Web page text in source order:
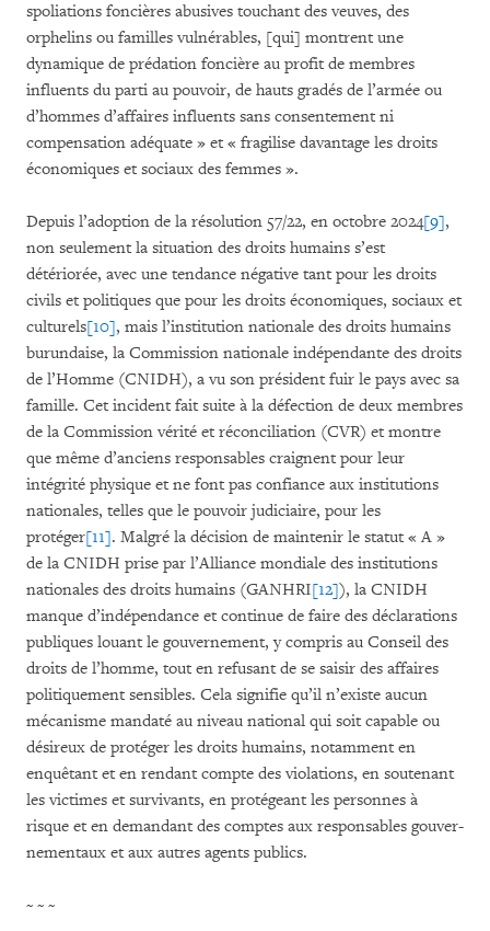
spoliations foncières abusives tou­chant des veuves, des
orphelins ou familles vulnérables, [qui] montrent une
dynamique de prédation fon­cière au profit de membres
influents du parti au pouvoir, de hauts gradés de l’armée ou
d’hommes d’af­faires influents sans consentement ni
compensation adé­qua­te » et « fragilise davantage les droits
éco­no­miques et sociaux des femmes ».
Depuis l’adoption de la résolution 57/22, en octobre 2024[9],
non seulement la situation des droits humains s’est
détériorée, avec une tendance négative tant pour les droits
civils et politiques que pour les droits économiques, sociaux et
culturels[10], mais l’institution nationale des droits humains
burundaise, la Commis­sion nationale indépendante des droits
de l’Homme (CNIDH), a vu son président fuir le pays avec sa
famille. Cet incident fait suite à la défection de deux membres
de la Commission vérité et réconciliation (CVR) et montre
que même d’anciens responsables craignent pour leur
intégrité physique et ne font pas confiance aux institutions
nationales, telles que le pouvoir judiciaire, pour les
protéger[11]. Malgré la décision de maintenir le statut « A »
de la CNIDH prise par l’Alliance mondiale des institutions
nationales des droits humains (GAN­HRI[12]), la CNIDH
manque d’indépendance et continue de faire des déclarations
publiques louant le gou­ver­nement, y compris au Conseil des
droits de l’homme, tout en refusant de se saisir des affaires
poli­ti­que­ment sensibles. Cela signifie qu’il n’existe aucun
mécanisme mandaté au niveau national qui soit capable ou
désireux de protéger les droits humains, notamment en
enquêtant et en rendant compte des violations, en soutenant
les victimes et sur­vivants, en protégeant les personnes à
risque et en demandant des comptes aux responsables gouver­
ne­mentaux et aux autres agents publics.
~ ~ ~